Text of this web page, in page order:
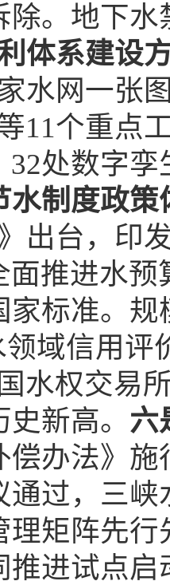
除。地下
体系建设
水网一张
11个重点
32处数字
水制度政策
出台，印
面推进水
家标准。
域信用评
水权交易
新高。 六
偿办法》
通过，三
理矩阵先
推进试点